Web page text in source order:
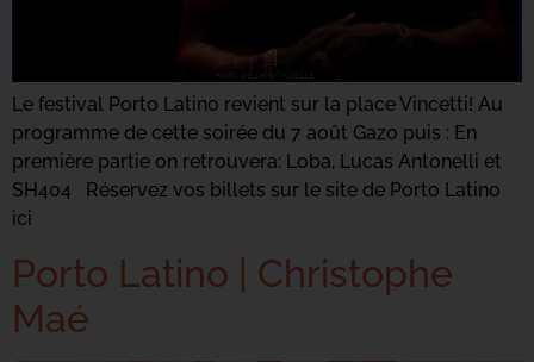
Le festival Porto Latino revient sur la place Vincetti! Au
programme de cette soirée du 7 août Gazo puis : En
première partie on retrouvera: Loba, Lucas Antonelli et
SH404 Réservez vos billets sur le site de Porto Latino
ici
Porto Latino | Christophe
Maé